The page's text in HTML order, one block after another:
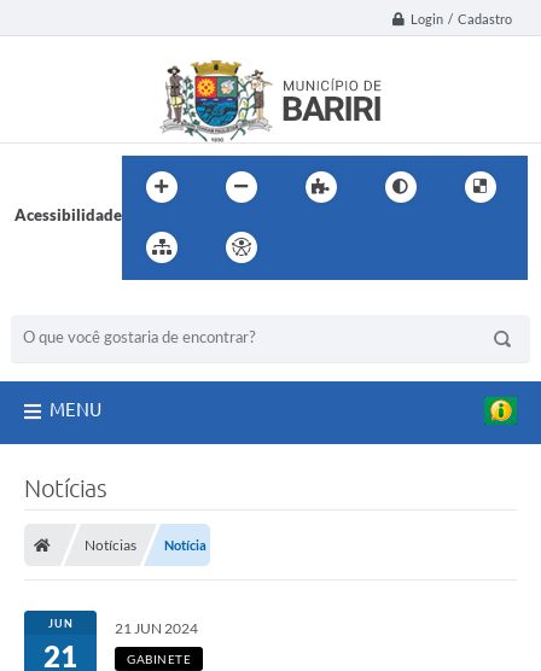
Login / Cadastro
Acessibilidade
MENU
Notícias
Notícias Notícia
JUN
21
21 JUN 2024
GABINETE